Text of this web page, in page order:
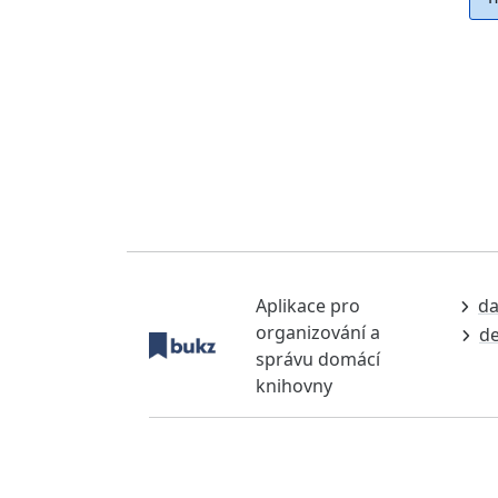
Aplikace pro
organizování a
správu domácí
knihovny